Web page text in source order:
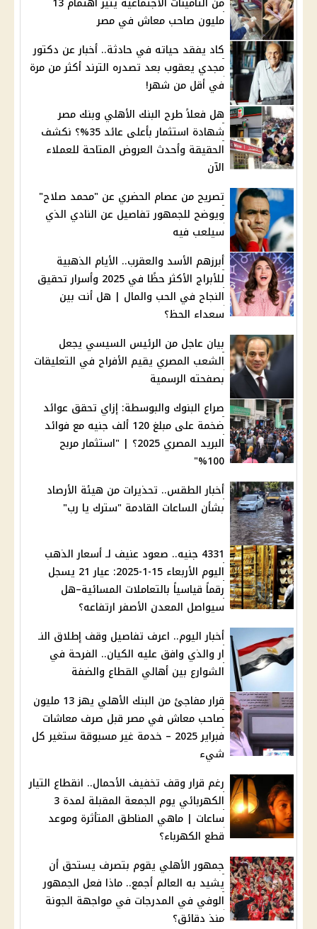
مليون صاحب معاش في مصر
كاد يفقد حياته في حادثة.. أخبار عن دكتور
مجدي يعقوب بعد تصدره الترند أكثر من مرة
في أقل من شهر!
هل فعلاً طرح البنك الأهلي وبنك مصر
شهادة استثمار بأعلى عائد 35%؟ نكشف
الحقيقة وأحدث العروض المتاحة للعملاء
الآن
تصريح من عصام الحضري عن "محمد صلاح"
ويوضح للجمهور تفاصيل عن النادي الذي
سيلعب فيه
أبرزهم الأسد والعقرب.. الأيام الذهبية
للأبراج الأكثر حظًا في 2025 وأسرار تحقيق
النجاح في الحب والمال | هل أنت بين
سعداء الحظ؟
بيان عاجل من الرئيس السيسي يجعل
الشعب المصري يقيم الأفراح في التعليقات
بصفحته الرسمية
صراع البنوك والبوسطة: إزاي تحقق عوائد
ضخمة على مبلغ 120 ألف جنيه مع فوائد
البريد المصري 2025؟ | "استثمار مربح
100%"
أخبار الطقس.. تحذيرات من هيئة الأرصاد
بشأن الساعات القادمة "سترك يا رب"
4331 جنيه.. صعود عنيف لـ أسعار الذهب
اليوم الأربعاء 15-1-2025: عيار 21 يسجل
رقماً قياسياً بالتعاملات المسائية–هل
سيواصل المعدن الأصفر ارتفاعه؟
أخبار اليوم.. اعرف تفاصيل وقف إطلاق النـ
ار والذي وافق عليه الكيان.. الفرحة في
الشوارع بين أهالي القطاع والضفة
قرار مفاجئ من البنك الأهلي يهز 13 مليون
صاحب معاش في مصر قبل صرف معاشات
فبراير 2025 – خدمة غير مسبوقة ستغير كل
شيء
رغم قرار وقف تخفيف الأحمال.. انقطاع التيار
الكهربائي يوم الجمعة المقبلة لمدة 3
ساعات | ماهي المناطق المتأثرة وموعد
قطع الكهرباء؟
جمهور الأهلي يقوم بتصرف يستحق أن
يشيد به العالم أجمع.. ماذا فعل الجمهور
الوفي في المدرجات في مواجهة الجونة
منذ دقائق؟